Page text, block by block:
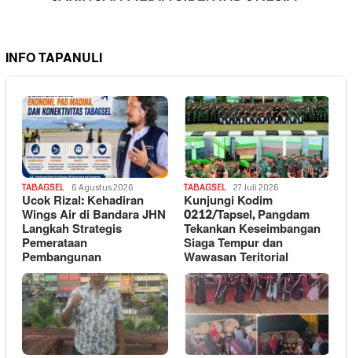
INFO TAPANULI
TABAGSEL 6 Agustus 2026
Ucok Rizal: Kehadiran
Wings Air di Bandara JHN
Langkah Strategis
Pemerataan
Pembangunan
TABAGSEL 27 Juli 2026
Kunjungi Kodim
0212/Tapsel, Pangdam
Tekankan Keseimbangan
Siaga Tempur dan
Wawasan Teritorial